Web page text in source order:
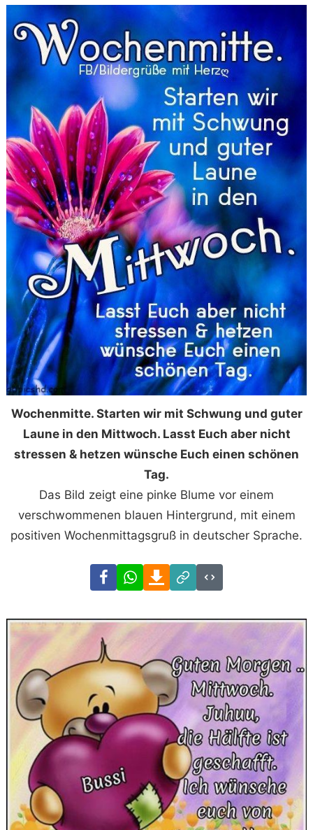
Wochenmitte. Starten wir mit Schwung und guter
Laune in den Mittwoch. Lasst Euch aber nicht
stressen & hetzen wünsche Euch einen schönen
Tag.
Das Bild zeigt eine pinke Blume vor einem
verschwommenen blauen Hintergrund, mit einem
positiven Wochenmittagsgruß in deutscher Sprache.
FacebookWhatsAppDownload
Link
Code